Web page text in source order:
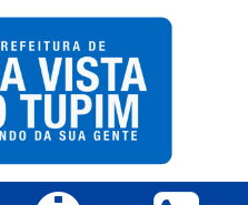
Vista do Tupim-BA
Boa Vista do Tupim-BA;